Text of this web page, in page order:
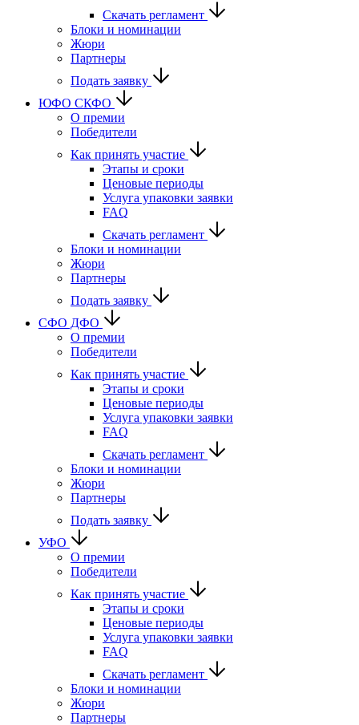
Скачать регламент
Блоки и номинации
Жюри
Партнеры
Подать заявку
ЮФО СКФО
О премии
Победители
Как принять участие
Этапы и сроки
Ценовые периоды
Услуга упаковки заявки
FAQ
Скачать регламент
Блоки и номинации
Жюри
Партнеры
Подать заявку
CФО ДФО
О премии
Победители
Как принять участие
Этапы и сроки
Ценовые периоды
Услуга упаковки заявки
FAQ
Скачать регламент
Блоки и номинации
Жюри
Партнеры
Подать заявку
УФО
О премии
Победители
Как принять участие
Этапы и сроки
Ценовые периоды
Услуга упаковки заявки
FAQ
Скачать регламент
Блоки и номинации
Жюри
Партнеры